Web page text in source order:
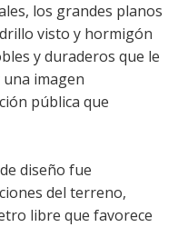
los grandes planos
visto y hormigón
y duraderos que le
imagen
pública que
diseño fue
del terreno,
libre que favorece